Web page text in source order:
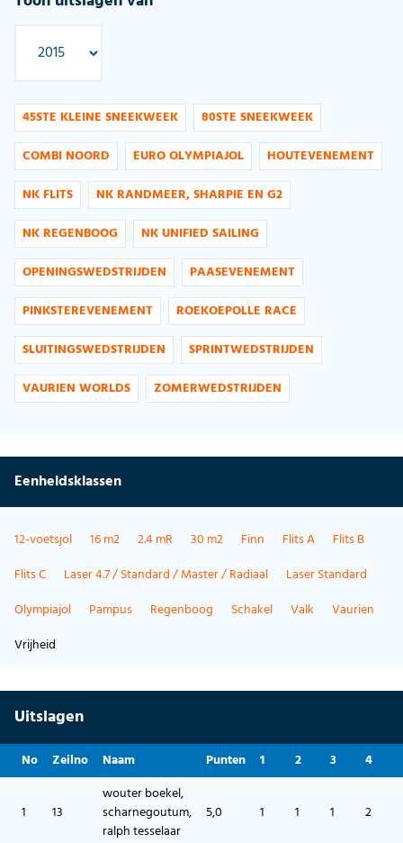
45STE KLEINE SNEEKWEEK
80STE SNEEKWEEK
COMBI NOORD
EURO OLYMPIAJOL
HOUTEVENEMENT
NK FLITS
NK RANDMEER, SHARPIE EN G2
NK REGENBOOG
NK UNIFIED SAILING
OPENINGSWEDSTRIJDEN
PAASEVENEMENT
PINKSTEREVENEMENT
ROEKOEPOLLE RACE
SLUITINGSWEDSTRIJDEN
SPRINTWEDSTRIJDEN
VAURIEN WORLDS
ZOMERWEDSTRIJDEN
Eenheidsklassen
12-voetsjol 16 m2 2.4 mR 30 m2 Finn Flits A
Flits B
Flits C
Laser 4.7 / Standard / Master / Radiaal
Laser Standard
Olympiajol
Pampus Regenboog Schakel Valk
Vaurien
Vrijheid
Uitslagen
No Zeilno Naam Punten 1 2 3 4
1 13
wouter boekel,
scharnegoutum,
ralph tesselaar
5,0 1 1 1 2